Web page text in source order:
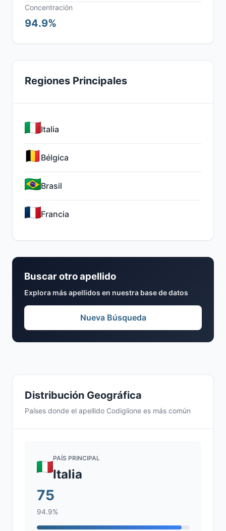
Distribución Geográfica
Países donde el apellido Codiglione es más común
PAÍS PRINCIPAL
Italia
75
94.9%
Concentración
94.9%
Regiones Principales
Italia
Bélgica
Brasil
Francia
Buscar otro apellido
Explora más apellidos en nuestra base de datos
Nueva Búsqueda